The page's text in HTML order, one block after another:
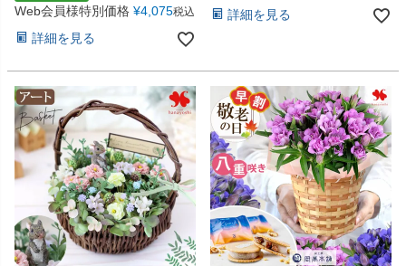
Web会員様特別価格 ¥4,075税込
詳細を見る
詳細を見る